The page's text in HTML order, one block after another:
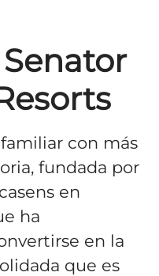
con más
fundada por
en
ha
en la
que es